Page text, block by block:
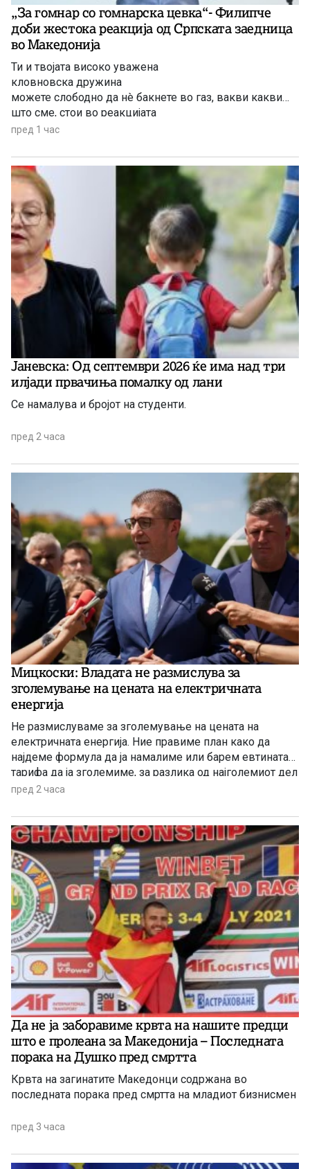
„За гомнар со гомнарска цевка“- Филипче
доби жестока реакција од Српската заедница
во Македонија
Ти и твојата високо уважена
кловновска дружина
можете слободно да нè бакнете во газ, вакви какви
што сме, стои во реакцијата
пред 1 час
Јаневска: Од септември 2026 ќе има над три
илјади првачиња помалку од лани
Се намалува и бројот на студенти.
пред 2 часа
Мицкоски: Владата не размислува за
зголемување на цената на електричната
енергија
Не размислуваме за зголемување на цената на
електричната енергија. Ние правиме план како да
најдеме формула да ја намалиме или барем евтината
тарифа да ја зголемиме, за разлика од најголемиот дел
од земјите во Европа коишто планираат да ја зголемат
премиерот Христијан Мицкоски.
пред 2 часа
Да не ја заборавиме крвта на нашите предци
што е пролеана за Македонија – Последната
порака на Душко пред смртта
Крвта на загинатите Македонци содржана во
последната порака пред смртта на младиот бизнисмен
пред 3 часа